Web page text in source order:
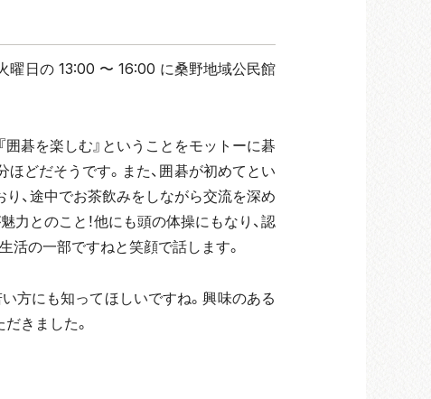
曜日の 13:00 〜 16:00 に桑野地域公民館
碁を楽しむ』ということをモットーに碁
どだそうです。また、囲碁が初めてとい
、途中でお茶飲みをしながら交流を深め
力とのこと！他にも頭の体操にもなり、認
活の一部ですねと笑顔で話します。
方にも知ってほしいですね。興味のある
きました。